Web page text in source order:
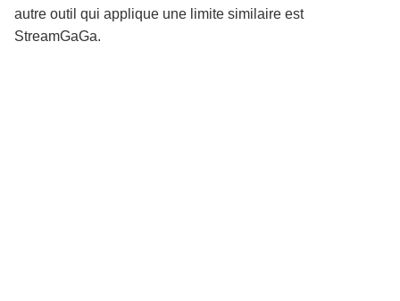
autre outil qui applique une limite similaire est
StreamGaGa.